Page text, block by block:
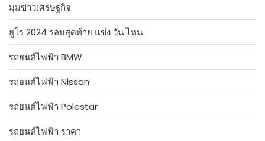
มุมข่าวเศรษฐกิจ
ยูโร 2024 รอบสุดท้าย แข่ง วัน ไหน
รถยนต์ไฟฟ้า BMW
รถยนต์ไฟฟ้า Nissan
รถยนต์ไฟฟ้า Polestar
รถยนต์ไฟฟ้า ราคา